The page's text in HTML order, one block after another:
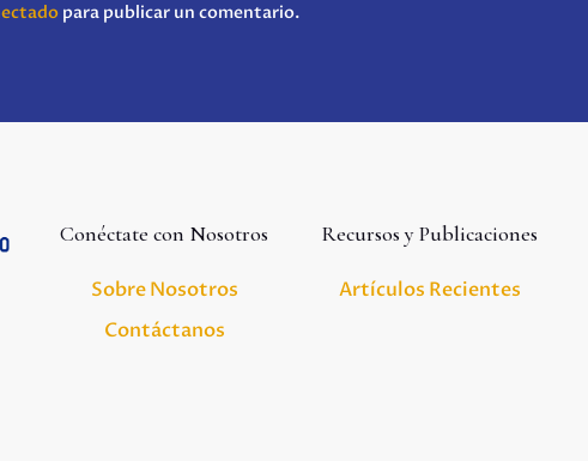
para publicar un comentario.
Conéctate con Nosotros
Sobre Nosotros
Contáctanos
Recursos y Publicaciones
Artículos Recientes